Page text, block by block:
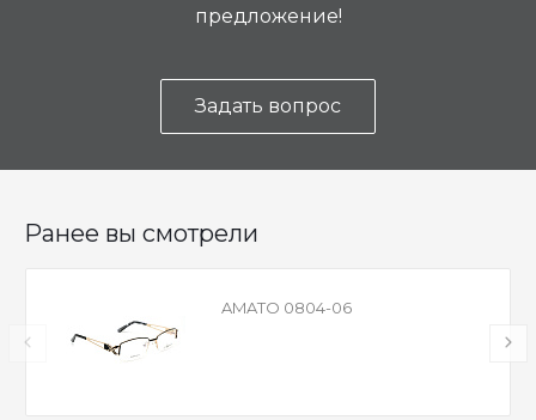
предложение!
Задать вопрос
Ранее вы смотрели
AMATO 0804-06